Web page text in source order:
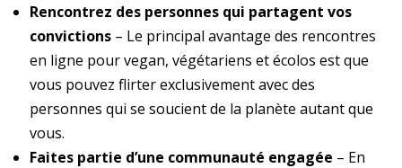
Rencontrez des personnes qui partagent vos
convictions – Le principal avantage des rencontres
en ligne pour vegan, végétariens et écolos est que
vous pouvez flirter exclusivement avec des
personnes qui se soucient de la planète autant que
vous.
Faites partie d’une communauté engagée – En